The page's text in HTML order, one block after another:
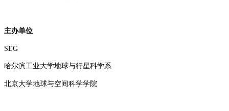
主办单位
SEG
哈尔滨工业大学地球与行星科学系
北京大学地球与空间科学学院